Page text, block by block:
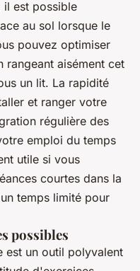
il est possible
au sol lorsque le
pouvez optimiser
rangeant aisément cet
un lit. La rapidité
et ranger votre
régulière des
emploi du temps
utile si vous
courtes dans la
temps limité pour
possibles
est un outil polyvalent